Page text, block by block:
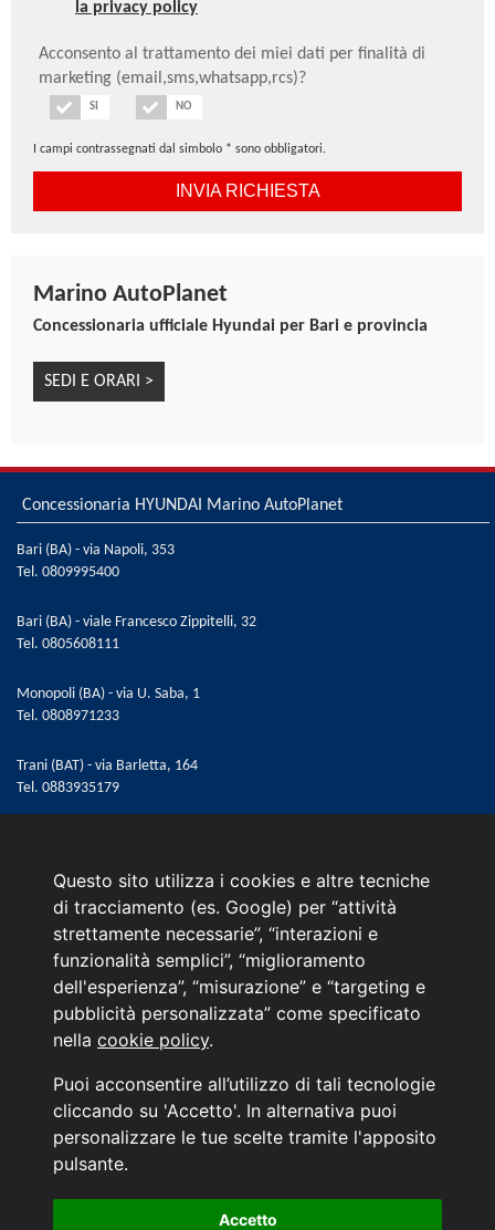
Questo sito utilizza i cookies e altre tecniche
di tracciamento (es. Google) per “attività
strettamente necessarie”, “interazioni e
funzionalità semplici”, “miglioramento
dell'esperienza”, “misurazione” e “targeting e
pubblicità personalizzata” come specificato
nella cookie policy.
Puoi acconsentire all’utilizzo di tali tecnologie
cliccando su 'Accetto'. In alternativa puoi
personalizzare le tue scelte tramite l'apposito
pulsante.
Accetto
la privacy policy
Acconsento al trattamento dei miei dati per finalità di
marketing (email,sms,whatsapp,rcs)?
SI NO
I campi contrassegnati dal simbolo * sono obbligatori.
Marino AutoPlanet
Concessionaria ufficiale Hyundai per Bari e provincia
SEDI E ORARI >
Concessionaria HYUNDAI Marino AutoPlanet
Bari (BA) - via Napoli, 353
Tel. 0809995400
Bari (BA) - viale Francesco Zippitelli, 32
Tel. 0805608111
Monopoli (BA) - via U. Saba, 1
Tel. 0808971233
Trani (BAT) - via Barletta, 164
Tel. 0883935179
Menù
L'azienda
Hyundai Business Center
Orari di apertura e chiusura
Contattaci
Convenzioni Hyundai
Informativa sulla Privacy
INFORMATIVA AI SENSI DELL'ART. 79 DEL REG. IVASS n° 40/2018